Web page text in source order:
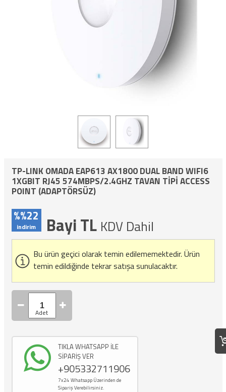
TP-LINK OMADA EAP613 AX1800 DUAL BAND WIFI6
1XGBIT RJ45 574MBPS/2.4GHZ TAVAN TİPİ ACCESS
POINT (ADAPTÖRSÜZ)
%%22
indirim Bayi TL KDV Dahil
Bu ürün geçici olarak temin edilememektedir. Ürün
temin edildiğinde tekrar satışa sunulacaktır.
TIKLA WHATSAPP İLE
SİPARİŞ VER
+905332711906
7x24 Whatsapp Üzerinden de
Sipariş Verebilirsiniz.